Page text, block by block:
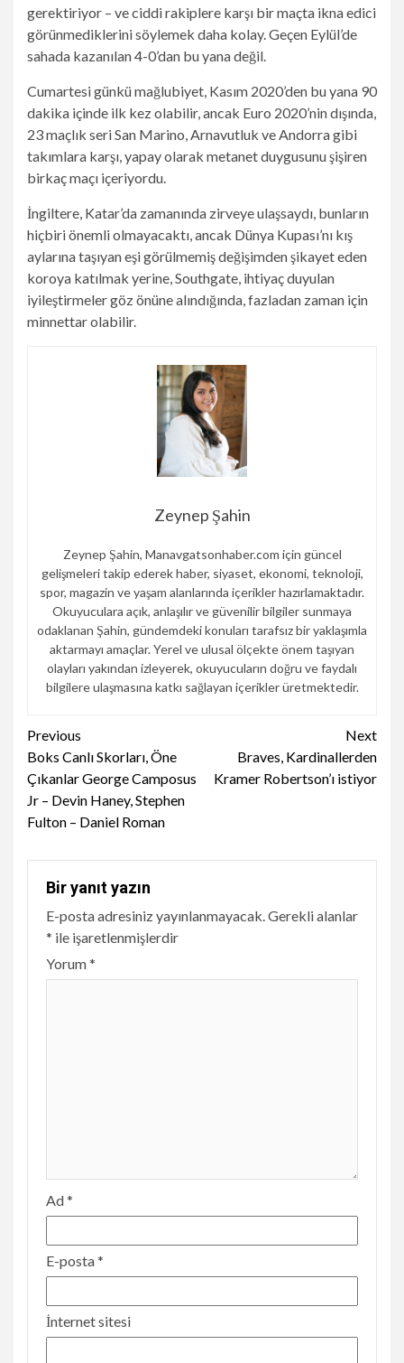
gerektiriyor – ve ciddi rakiplere karşı bir maçta ikna edici
görünmediklerini söylemek daha kolay. Geçen Eylül’de
sahada kazanılan 4-0’dan bu yana değil.
Cumartesi günkü mağlubiyet, Kasım 2020’den bu yana 90
dakika içinde ilk kez olabilir, ancak Euro 2020’nin dışında,
23 maçlık seri San Marino, Arnavutluk ve Andorra gibi
takımlara karşı, yapay olarak metanet duygusunu şişiren
birkaç maçı içeriyordu.
İngiltere, Katar’da zamanında zirveye ulaşsaydı, bunların
hiçbiri önemli olmayacaktı, ancak Dünya Kupası’nı kış
aylarına taşıyan eşi görülmemiş değişimden şikayet eden
koroya katılmak yerine, Southgate, ihtiyaç duyulan
iyileştirmeler göz önüne alındığında, fazladan zaman için
minnettar olabilir.
Zeynep Şahin
Zeynep Şahin, Manavgatsonhaber.com için güncel
gelişmeleri takip ederek haber, siyaset, ekonomi, teknoloji,
spor, magazin ve yaşam alanlarında içerikler hazırlamaktadır.
Okuyuculara açık, anlaşılır ve güvenilir bilgiler sunmaya
odaklanan Şahin, gündemdeki konuları tarafsız bir yaklaşımla
aktarmayı amaçlar. Yerel ve ulusal ölçekte önem taşıyan
olayları yakından izleyerek, okuyucuların doğru ve faydalı
bilgilere ulaşmasına katkı sağlayan içerikler üretmektedir.
Continue
Reading
Previous
Boks Canlı Skorları, Öne
Çıkanlar George Camposus
Jr – Devin Haney, Stephen
Fulton – Daniel Roman
Next
Braves, Kardinallerden
Kramer Robertson’ı istiyor
Bir yanıt yazın
E-posta adresiniz yayınlanmayacak.Gerekli alanlar
* ile işaretlenmişlerdir
Yorum*
Ad*
E-posta*
İnternet sitesi